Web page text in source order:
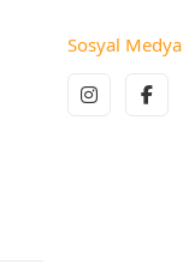
Sosyal Medya